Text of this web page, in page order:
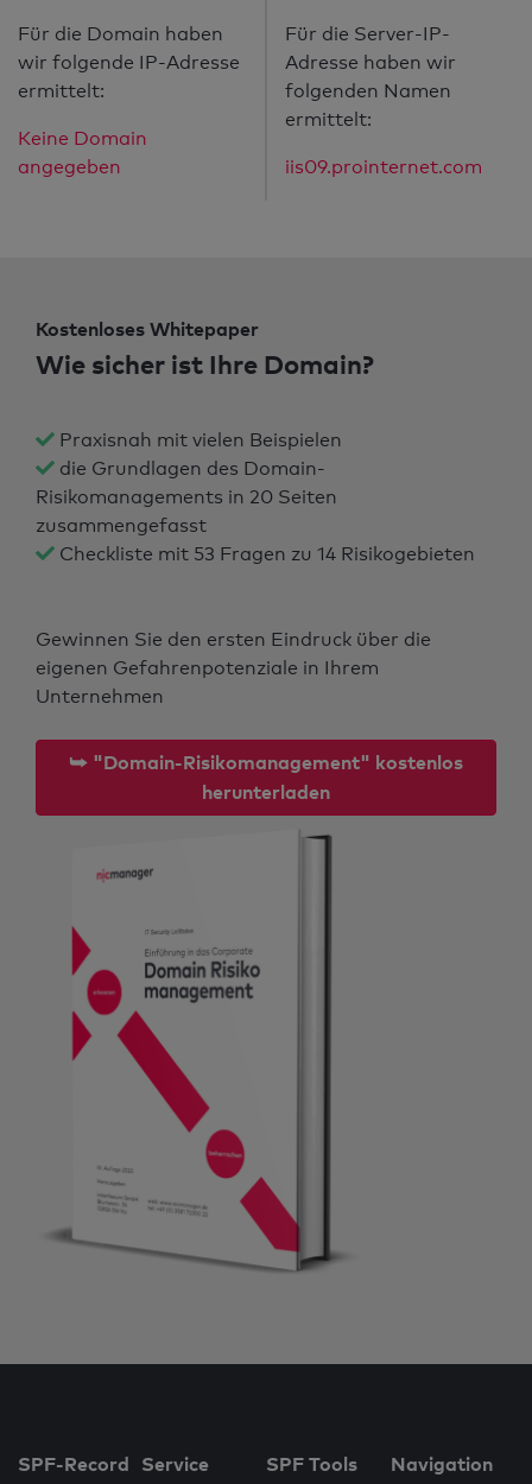
Für die Domain haben
wir folgende IP-Adresse
ermittelt:
Keine Domain
angegeben
Für die Server-IP-
Adresse haben wir
folgenden Namen
ermittelt:
iis09.prointernet.com
Kostenloses Whitepaper
Wie sicher ist Ihre Domain?
Praxisnah mit vielen Beispielen
die Grundlagen des Domain-
Risikomanagements in 20 Seiten
zusammengefasst
Checkliste mit 53 Fragen zu 14 Risikogebieten
Gewinnen Sie den ersten Eindruck über die
eigenen Gefahrenpotenziale in Ihrem
Unternehmen
⮩ "Domain-Risikomanagement" kostenlos
herunterladen
SPF-Record Service SPF Tools Navigation